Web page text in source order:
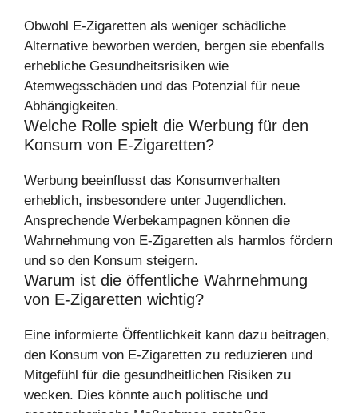
Obwohl E-Zigaretten als weniger schädliche
Alternative beworben werden, bergen sie ebenfalls
erhebliche Gesundheitsrisiken wie
Atemwegsschäden und das Potenzial für neue
Abhängigkeiten.
Welche Rolle spielt die Werbung für den
Konsum von E-Zigaretten?
Werbung beeinflusst das Konsumverhalten
erheblich, insbesondere unter Jugendlichen.
Ansprechende Werbekampagnen können die
Wahrnehmung von E-Zigaretten als harmlos fördern
und so den Konsum steigern.
Warum ist die öffentliche Wahrnehmung
von E-Zigaretten wichtig?
Eine informierte Öffentlichkeit kann dazu beitragen,
den Konsum von E-Zigaretten zu reduzieren und
Mitgefühl für die gesundheitlichen Risiken zu
wecken. Dies könnte auch politische und